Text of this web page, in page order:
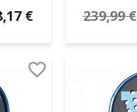
€ Prix
de
239,99 €
